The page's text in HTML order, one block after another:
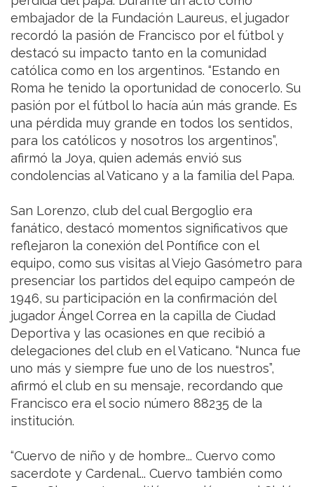
embajador de la Fundación Laureus, el jugador
recordó la pasión de Francisco por el fútbol y
destacó su impacto tanto en la comunidad
católica como en los argentinos. “Estando en
Roma he tenido la oportunidad de conocerlo. Su
pasión por el fútbol lo hacía aún más grande. Es
una pérdida muy grande en todos los sentidos,
para los católicos y nosotros los argentinos”,
afirmó la Joya, quien además envió sus
condolencias al Vaticano y a la familia del Papa.
San Lorenzo, club del cual Bergoglio era
fanático, destacó momentos significativos que
reflejaron la conexión del Pontífice con el
equipo, como sus visitas al Viejo Gasómetro para
presenciar los partidos del equipo campeón de
1946, su participación en la confirmación del
jugador Ángel Correa en la capilla de Ciudad
Deportiva y las ocasiones en que recibió a
delegaciones del club en el Vaticano. “Nunca fue
uno más y siempre fue uno de los nuestros”,
afirmó el club en su mensaje, recordando que
Francisco era el socio número 88235 de la
institución.
“Cuervo de niño y de hombre... Cuervo como
sacerdote y Cardenal... Cuervo también como